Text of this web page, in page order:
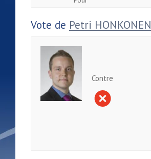
Vote de Petri HONKONEN
Contre